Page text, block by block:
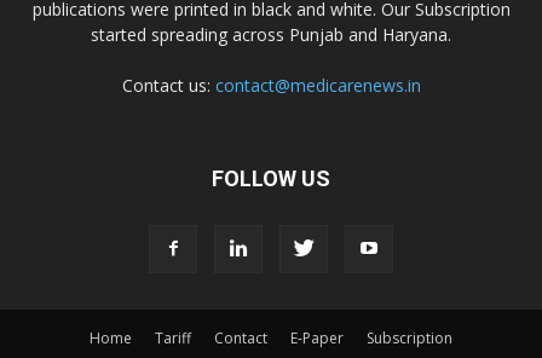
publications were printed in black and white. Our Subscription
started spreading across Punjab and Haryana.
Contact us: contact@medicarenews.in
FOLLOW US
Home Tariff Contact E-Paper Subscription